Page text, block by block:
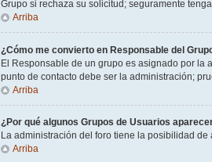
Grupo si rechaza su solicitud; seguramente
Arriba
¿Cómo me convierto en Responsable del
El Responsable de un grupo es asignado por la
punto de contacto debe ser la administración;
Arriba
¿Por qué algunos Grupos de Usuarios
La administración del foro tiene la posibilidad
Arriba